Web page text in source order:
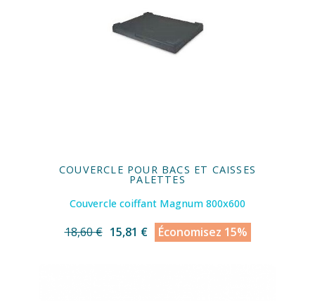
COUVERCLE POUR BACS ET CAISSES
PALETTES
Couvercle coiffant Magnum 800x600
18,60 € 15,81 € Économisez 15%